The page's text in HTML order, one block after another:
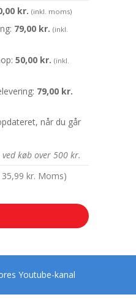
kr. (inkl. moms)
79,00 kr. (inkl.
50,00 kr. (inkl.
79,00 kr.
når du går
køb over 500 kr.
35,99 kr. Moms)
Youtube-kanal